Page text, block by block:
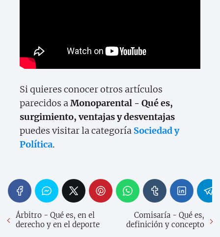
Si quieres conocer otros artículos
parecidos aMonoparental - Qué es,
surgimiento, ventajas y desventajas
puedes visitar la categoría Sociedad y
Política.
Árbitro - Qué es, en el
derecho y en el deporte
Comisaría - Qué es,
definición y concepto